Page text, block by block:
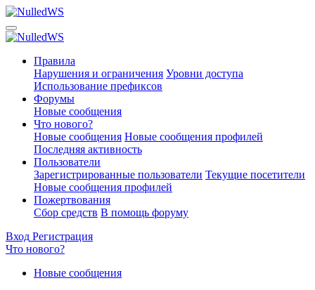
Правила
Нарушения и ограничения Уровни доступа
Использование префиксов
Форумы
Новые сообщения
Что нового?
Новые сообщения Новые сообщения профилей
Последняя активность
Пользователи
Зарегистрированные пользователи Текущие посетители
Новые сообщения профилей
Пожертвования
Сбор средств В помощь форуму
Вход Регистрация
Что нового?
Новые сообщения